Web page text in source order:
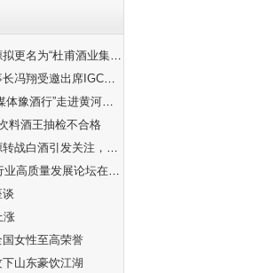
中国环保能源拟更名为“杜甫酒业集团有限公司”
九暹酒业董事长冯翔受邀出席IGC国际烈酒大赛暨中国白酒出海论坛
“河南报业全媒体豫酒行”走进黄河酒业
料酒王抽检不合格
中国环保能源转战白酒引发关注，杜甫酒业冲击港股上市？公司董事长回应
2025白酒全行业高质量发展论坛在京举办
涨
女性至高荣誉
山东豪饮江湖